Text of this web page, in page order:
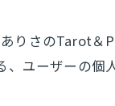
りさのTarot＆
、ユーザーの個